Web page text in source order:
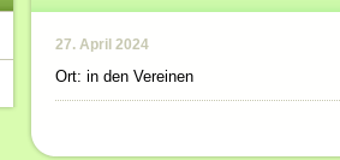
27. April 2024
Ort: in den Vereinen